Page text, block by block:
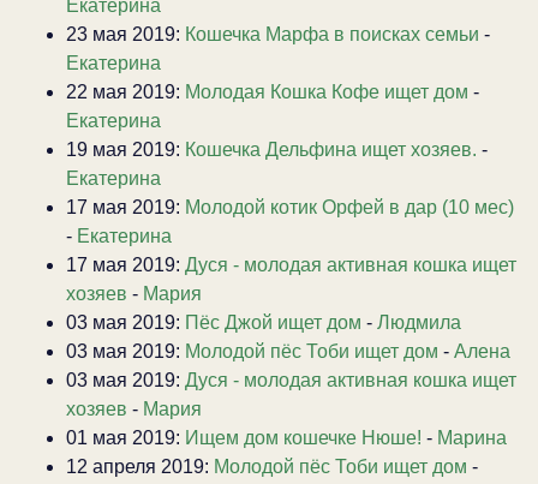
Екатерина
23 мая 2019: Кошечка Марфа в поисках семьи -
Екатерина
22 мая 2019: Молодая Кошка Кофе ищет дом -
Екатерина
19 мая 2019: Кошечка Дельфина ищет хозяев. -
Екатерина
17 мая 2019: Молодой котик Орфей в дар (10 мес)
- Екатерина
17 мая 2019: Дуся - молодая активная кошка ищет
хозяев - Мария
03 мая 2019: Пёс Джой ищет дом - Людмила
03 мая 2019: Молодой пёс Тоби ищет дом - Алена
03 мая 2019: Дуся - молодая активная кошка ищет
хозяев - Мария
01 мая 2019: Ищем дом кошечке Нюше! - Марина
12 апреля 2019: Молодой пёс Тоби ищет дом -